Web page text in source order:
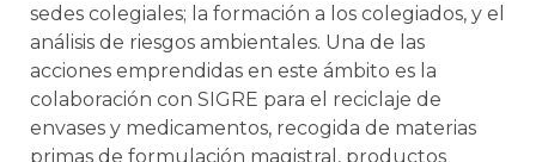
sedes colegiales; la formación a los colegiados, y el
análisis de riesgos ambientales. Una de las
acciones emprendidas en este ámbito es la
colaboración con SIGRE para el reciclaje de
envases y medicamentos, recogida de materias
primas de formulación magistral, productos